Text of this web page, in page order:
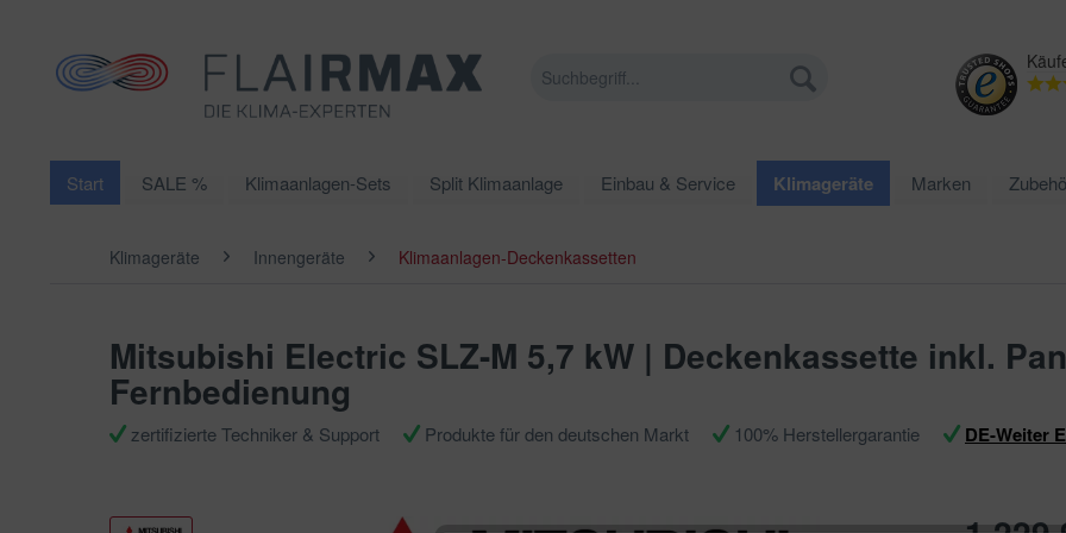
Start SALE % Klimaanlagen-Sets Split Klimaanlage Einbau & Service Klimageräte Marken
Klimageräte Innengeräte Klimaanlagen-Deckenkassetten
Mitsubishi Electric SLZ-M 5,7 kW | Deckenkassette inkl.
Fernbedienung
zertifizierte Techniker & Support Produkte für den deutschen Markt 100% Herstellergarantie DE-Weiter